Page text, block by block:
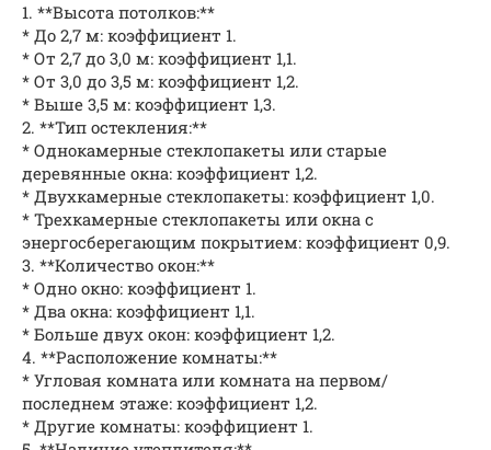
1. **Высота потолков:**
* До 2,7 м: коэффициент 1.
* От 2,7 до 3,0 м: коэффициент 1,1.
* От 3,0 до 3,5 м: коэффициент 1,2.
* Выше 3,5 м: коэффициент 1,3.
2. **Тип остекления:**
* Однокамерные стеклопакеты или старые
деревянные окна: коэффициент 1,2.
* Двухкамерные стеклопакеты: коэффициент 1,0.
* Трехкамерные стеклопакеты или окна с
энергосберегающим покрытием: коэффициент 0,9.
3. **Количество окон:**
* Одно окно: коэффициент 1.
* Два окна: коэффициент 1,1.
* Больше двух окон: коэффициент 1,2.
4. **Расположение комнаты:**
* Угловая комната или комната на первом/
последнем этаже: коэффициент 1,2.
* Другие комнаты: коэффициент 1.